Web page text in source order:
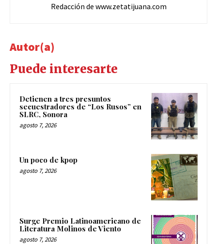
Redacción de www.zetatijuana.com
Autor(a)
Puede interesarte
Detienen a tres presuntos
secuestradores de “Los Rusos” en
SLRC, Sonora
agosto 7, 2026
Un poco de kpop
agosto 7, 2026
Surge Premio Latinoamericano de
Literatura Molinos de Viento
agosto 7, 2026